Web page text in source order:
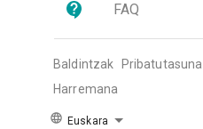
FAQ
Baldintzak
Pribatutasuna
Harremana
Euskara